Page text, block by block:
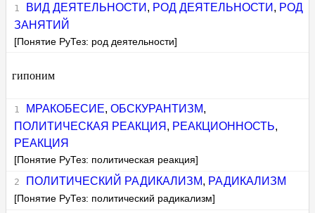
ВИД ДЕЯТЕЛЬНОСТИ , РОД ДЕЯТЕЛЬНОСТИ , РОД
ЗАНЯТИЙ
[Понятие РуТез: род деятельности]
гипоним
МРАКОБЕСИЕ, ОБСКУРАНТИЗМ,
ПОЛИТИЧЕСКАЯ РЕАКЦИЯ , РЕАКЦИОННОСТЬ,
РЕАКЦИЯ
[Понятие РуТез: политическая реакция]
ПОЛИТИЧЕСКИЙ РАДИКАЛИЗМ, РАДИКАЛИЗМ
[Понятие РуТез: политический радикализм]